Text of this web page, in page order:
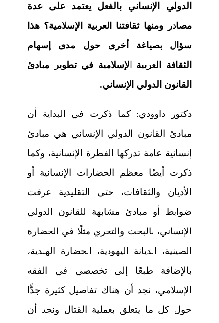
الدولي الإنساني بالفعل يعتمد على عدة
مصادر ومنها ثقافتنا العربية الإسلامية؟ هذا
سؤال بصياغة أخرى حول مدى إسهام
الثقافة العربية الإسلامية في تطوير مبادئ
القانون الدولي الإنساني.
دكتور داوودي:كما ذكرت في البداية أن
مبادئ القانون الدولي الإنساني هي مبادئ
إنسانية عامة تدركها الفطرة الإنسانية، وكما
ذكرت أيضًا معظم الحضارات الإنسانية أو
الأديان والثقافات، حتى التقليدية عرفت
ضوابط أو مبادئ مشابهة للقانون الدولي
الإنساني، بالبحث والتحري مثلًا في الحضارة
الصينية، الديانة اليهودية، الحضارة الهندية،
بالإضافة طبعًا إلى تخصصي في الفقه
الإسلامي، نجد أن هناك تفاصيل كثيرة جدًّا
حول كل ما يتعلق بعملية القتال ونجد أن